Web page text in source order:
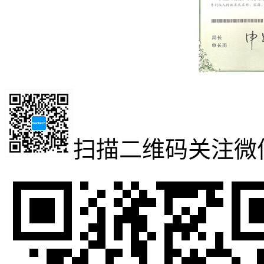
扫描二维码关注